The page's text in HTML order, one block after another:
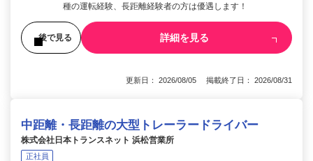
種の運転経験、長距離経験者の方は優遇します！
後で見る 詳細を見る
更新日： 2026/08/05 掲載終了日： 2026/08/31
中距離・長距離の大型トレーラードライバー
株式会社日本トランスネット 浜松営業所
正社員